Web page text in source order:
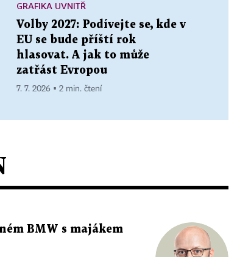
GRAFIKA UVNITŘ
Volby 2027: Podívejte se, kde v
EU se bude příští rok
hlasovat. A jak to může
zatřást Evropou
7. 7. 2026 ▪ 2 min. čtení
BMW s majákem